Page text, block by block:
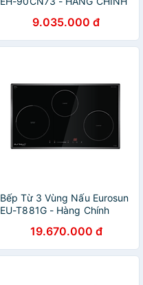
9.035.000 đ
Bếp Từ 3 Vùng Nấu Eurosun
EU-T881G - Hàng Chính
19.670.000 đ